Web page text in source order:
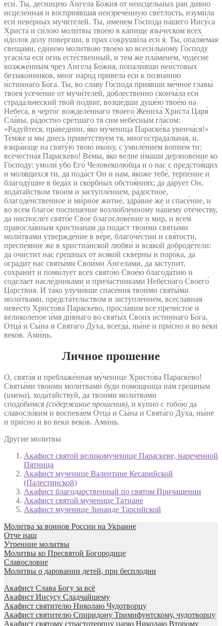
еси́. Ты, десни́цею А́нгела Бо́жия от неисце́льных ран ди́вно
исцеле́нная и восприя́вшая неизрече́нную све́тлость, изуми́ла
еси́ неве́рных мучи́телей. Ты, и́менем Го́спода на́шего Иису́са
Христа́ и си́лою моли́твы твое́ю в ка́пище язы́ческом всех
и́долов до́лу пове́ргши, в прах сокруши́ла еси́ я́. Ты, опаля́емая
свеща́ми, еди́ною моли́твою твое́ю ко всеси́льному Го́споду
угаси́ла еси́ огнь есте́ственный, и тем же пла́менем, чуде́сне
возжже́нным чрез А́нгела Бо́жия, попали́вши неи́стовых
беззако́нников, мног наро́д привела́ еси́ к позна́нию
и́стиннаго Бо́га. Ты, во сла́ву Го́спода прия́вши ме́чное главы́
твоея́ усече́ние от мучи́телей, до́блественно сконча́ла еси́
страда́льческий твой по́двиг, возше́дши душе́ю твое́ю на
Небеса́, в черто́г вожделе́ннаго твоего́ Жениха́ Христа́ Царя́
Сла́вы, ра́достно сре́тшаго тя сим небе́сным гла́сом:
«Ра́дуйтеся, пра́веднии, я́ко му́ченица Параске́ва увенча́ся!»
Те́мже и мы днесь приве́тствуем тя, многострада́льная, и,
взира́юще на святу́ю твою́ ико́ну, с умиле́нием вопие́м ти:
всечестна́я Параске́во! Ве́мы, я́ко ве́лие и́маши дерзнове́ние ко
Го́споду: умоли́ у́бо Его́ Человеколю́бца и о нас с предстоя́щих
и моля́щихся ти, да пода́ст Он и нам, я́коже тебе́, терпе́ние и
благоду́шие в беда́х и ско́рбных обстоя́ниях; да да́рует Он,
хода́тайством твои́м и заступле́нием, ра́достное,
благоде́нственное и ми́рное житие́, здра́вие же и спасе́ние, и
во всем благо́е поспеше́ние возлю́бленному на́шему оте́честву,
да ниспосле́т свято́е Свое́ благослове́ние и мир, и всем
правосла́вным христиа́нам да пода́ст твои́ми святы́ми
моли́твами утвержде́ние в ве́ре, благоче́стии и свя́тости,
преспе́яние же в христиа́нской любви́ и вся́кой доброде́тели:
да очи́стит нас гре́шных от вся́кой скве́рны и поро́ка, да
огради́т нас святы́ми Свои́ми А́нгелами, да засту́пит,
сохрани́т и поми́лует всех свято́ю Свое́ю благода́тию и
соде́лает насле́дниками и прича́стниками Небе́снаго Своего́
Ца́рствия. И та́ко улучи́вше спасе́ния твои́ми святы́ми
моли́твами, предста́тельством и заступле́нием, всесла́вная
неве́сто Христо́ва Параске́во, просла́вим все пречи́стое и
великоле́пое и́мя ди́внаго во святы́х Свои́х и́стиннаго Бо́га,
Отца́ и Сы́на и Свята́го Ду́ха, всегда́, ны́не и при́сно и во ве́ки
веко́в. Ами́нь.
Личное прошение
О, свята́я и преблаже́нная му́ченице Христо́ва Параске́во!
Святы́ми твои́ми моли́твами бу́ди помо́щница нам гре́шным
(имена), хода́тайствуй, да твои́ми моли́твами
сподо́бимся (содержание прошения), и ку́пно с тобо́ю да
славосло́вим и воспева́ем Отца́ и Сы́на и Свята́го Ду́ха, ны́не
и при́сно и во ве́ки веко́в. Ами́нь.
Другие молитвы
Акафист святой великомученице Параскеве, нареченной
Пятница
Акафист мученице Валентине Кесарийской
(Палестинской)
Акафист благодарственный по святом Причащении
Акафист святой мученице Татиане
Акафист мученице Зинаиде Тарсийской
Молитва за воинов России на Украине
Отче наш
Утренние молитвы
Молитвы ко Пресвятой Богородице
Славословие
Молитвы о даровании детей, при бесплодии
Акафист Слава Богу за всё
Акафист Иисусу Сладчайшему
Акафист святителю Николаю Чудотворцу
Акафист святителю Спиридону Тримифунтскому, чудотворцу
Акафист святому страстотерпцу царю Николаю Второму